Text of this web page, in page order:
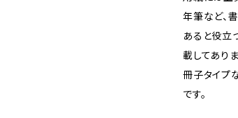
年筆など、
あると役立
載してありま
冊子タイプ
です。